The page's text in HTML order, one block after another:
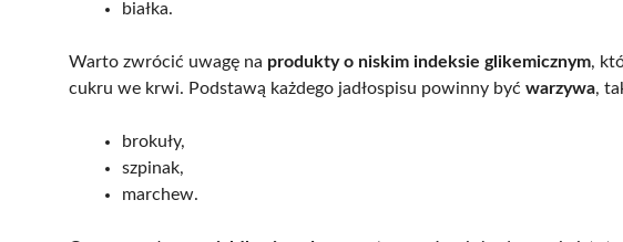
białka.
Warto zwrócić uwagę na produkty o niskim indeksie glikemicznym,
cukru we krwi. Podstawą każdego jadłospisu powinny być warzywa,
brokuły,
szpinak,
marchew.